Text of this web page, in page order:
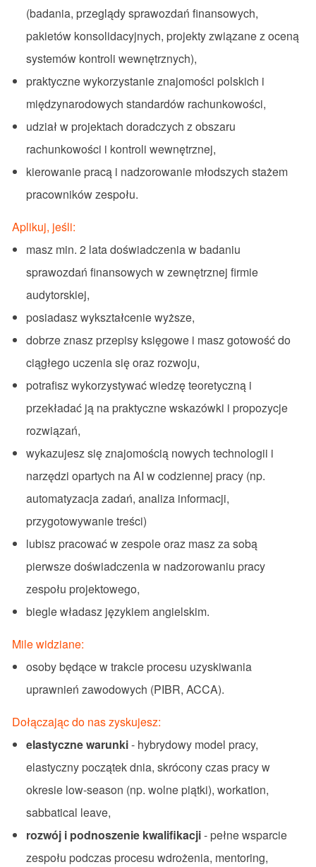
(badania, przeglądy sprawozdań finansowych,
pakietów konsolidacyjnych, projekty związane z oceną
systemów kontroli wewnętrznych),
praktyczne wykorzystanie znajomości polskich i
międzynarodowych standardów rachunkowości,
udział w projektach doradczych z obszaru
rachunkowości i kontroli wewnętrznej,
kierowanie pracą i nadzorowanie młodszych stażem
pracowników zespołu.
Aplikuj, jeśli:
masz min. 2 lata doświadczenia w badaniu
sprawozdań finansowych w zewnętrznej firmie
audytorskiej,
posiadasz wykształcenie wyższe,
dobrze znasz przepisy księgowe i masz gotowość do
ciągłego uczenia się oraz rozwoju,
potrafisz wykorzystywać wiedzę teoretyczną i
przekładać ją na praktyczne wskazówki i propozycje
rozwiązań,
wykazujesz się znajomością nowych technologii i
narzędzi opartych na AI w codziennej pracy (np.
automatyzacja zadań, analiza informacji,
przygotowywanie treści)
lubisz pracować w zespole oraz masz za sobą
pierwsze doświadczenia w nadzorowaniu pracy
zespołu projektowego,
biegle władasz językiem angielskim.
Mile widziane:
osoby będące w trakcie procesu uzyskiwania
uprawnień zawodowych (PIBR, ACCA).
Dołączając do nas zyskujesz:
elastyczne warunki- hybrydowy model pracy,
elastyczny początek dnia, skrócony czas pracy w
okresie low-season (np. wolne piątki), workation,
sabbatical leave,
rozwój i podnoszenie kwalifikacji- pełne wsparcie
zespołu podczas procesu wdrożenia, mentoring,